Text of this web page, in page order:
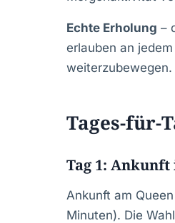
Echte Erholung –
erlauben an
weiterzubewegen.
Tages-für-
Tag 1:
Ankunft am
Minuten). Die